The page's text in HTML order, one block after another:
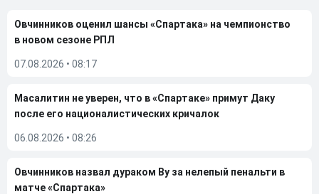
Овчинников оценил шансы «Спартака» на чемпионство
в новом сезоне РПЛ
07.08.2026 • 08:17
Масалитин не уверен, что в «Спартаке» примут Даку
после его националистических кричалок
06.08.2026 • 08:26
Овчинников назвал дураком Ву за нелепый пенальти в
матче «Спартака»